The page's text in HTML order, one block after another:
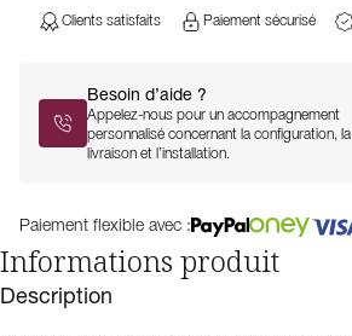
Clients satisfaits Paiement sécurisé
Besoin d’aide ?
Appelez-nous pour un accompagnement
personnalisé concernant la configuration, la
livraison et l’installation.
Paiement flexible avec :
Informations produit
Description